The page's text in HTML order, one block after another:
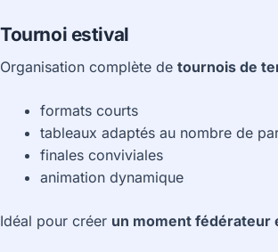
Tournoi estival
Organisation complète de tournois de
formats courts
tableaux adaptés au nombre de
finales conviviales
animation dynamique
Idéal pour créer un moment fédérateur